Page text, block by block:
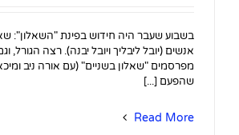
בשבוע שעבר היה חידוש בפינת "השאלון":
אנשים (יובל ליבליך ויובל יבנה). רצה הגורל,
מפרסמים "שאלון בשניים" (עם אורה ניב
שהפעם [...]
Read More